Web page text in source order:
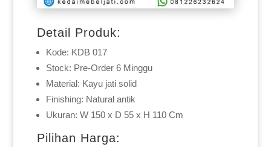
Detail Produk:
Kode: KDB 017
Stock: Pre-Order 6 Minggu
Material: Kayu jati solid
Finishing: Natural antik
Ukuran: W 150 x D 55 x H 110 Cm
Pilihan Harga: